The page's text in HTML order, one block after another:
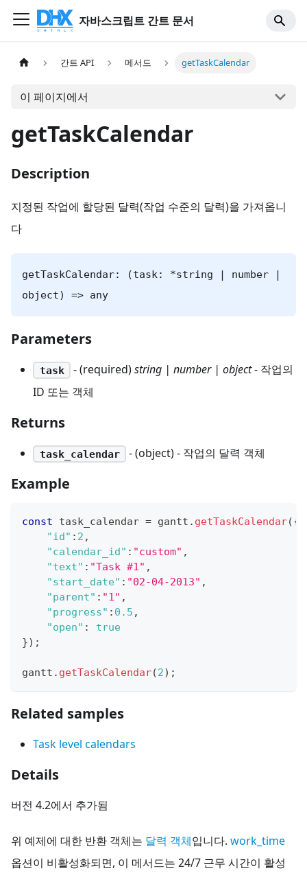
자바스크립트 간트 문서
간트 API 메서드 getTaskCalendar
이 페이지에서
getTaskCalendar
Description
지정된 작업에 할당된 달력(작업 수준의 달력)을 가져옵니
다
getTaskCalendar: (task: *string | number |
object) => any
Parameters
task - (required)string | number | object- 작업의
ID 또는 객체
Returns
task_calendar - (object) - 작업의 달력 객체
Example
const task_calendar = gantt . getTaskCalendar({
"id" : 2 ,
"calendar_id" : "custom" ,
"text" : "Task #1" ,
"start_date" : "02-04-2013" ,
"parent" : "1" ,
"progress" : 0.5 ,
"open" :
true
}) ;
gantt . getTaskCalendar(2) ;
Related samples
Task level calendars
Details
버전 4.2에서 추가됨
위 예제에 대한 반환 객체는 달력 객체입니다. work_time
옵션이 비활성화되면, 이 메서드는 24/7 근무 시간이 활성